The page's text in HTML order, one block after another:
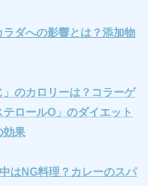
ダへの影響とは？添加物
のカロリーは？コラーゲ
ロールO」のダイエット
効果
はNG料理？カレーのスパ